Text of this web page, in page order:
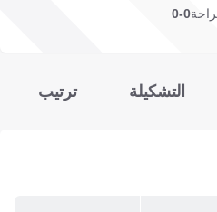
0-0
التشكيلة ترتيب